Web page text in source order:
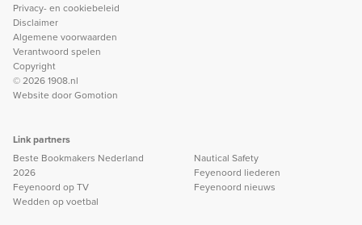
Privacy- en cookiebeleid
Disclaimer
Algemene voorwaarden
Verantwoord spelen
Copyright
© 2026 1908.nl
Website doorGomotion
Link partners
Beste Bookmakers Nederland
2026
Feyenoord op TV
Wedden op voetbal
Nautical Safety
Feyenoord liederen
Feyenoord nieuws